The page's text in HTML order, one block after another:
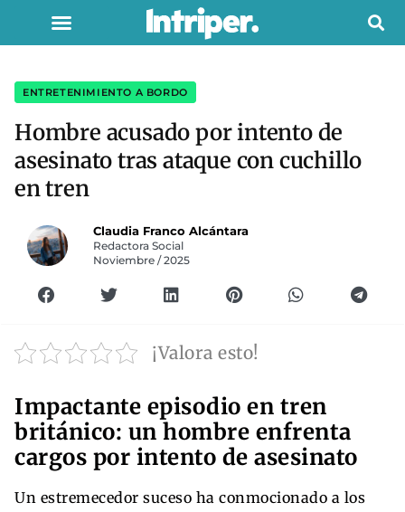
ENTRETENIMIENTO A BORDO
Hombre acusado por intento de
asesinato tras ataque con cuchillo
en tren
Claudia Franco Alcántara
Redactora Social
Noviembre / 2025
¡Valora esto!
Impactante episodio en tren
británico: un hombre enfrenta
cargos por intento de asesinato
Un estremecedor suceso ha conmocionado a los